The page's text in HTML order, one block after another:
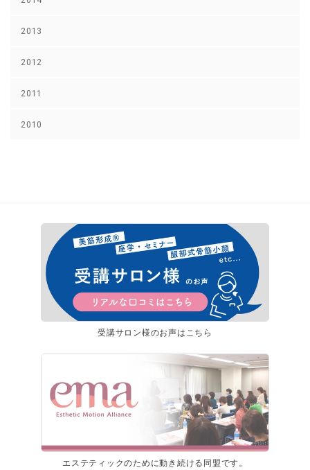
2013
2012
2011
2010
受講サロン様のお声はこちら
エステティックのために動き続ける同盟です。